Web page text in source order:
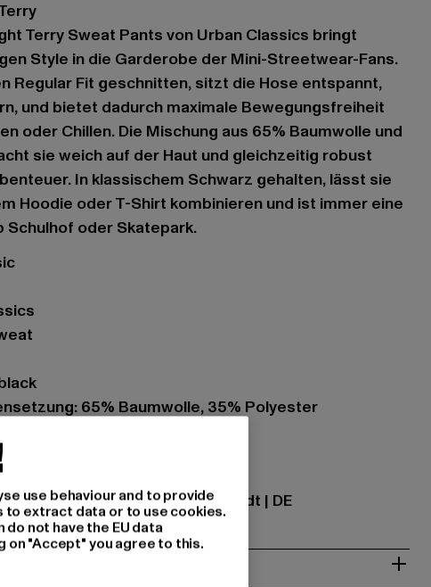
Terry Sweat Pants von Urban Classics bringt
Style in die Garderobe der Mini-Streetwear-Fans.
Regular Fit geschnitten, sitzt die Hose entspannt,
und bietet dadurch maximale Bewegungsfreiheit
oder Chillen. Die Mischung aus 65% Baumwolle und
sie weich auf der Haut und gleichzeitig robust
In klassischem Schwarz gehalten, lässt sie
Hoodie oder T-Shirt kombinieren und ist immer eine
Schulhof oder Skatepark.
65% Baumwolle, 35% Polyester
GmbH |
Straße 7 | 64372 Ober-Ramstadt | DE
use behaviour and to provide
extract data or to use cookies.
not have the EU data
on "Accept" you agree to this.